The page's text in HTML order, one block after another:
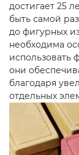
достигает 25
быть самой
до фигурных
необходима
использовать
они
благодаря
отдельных